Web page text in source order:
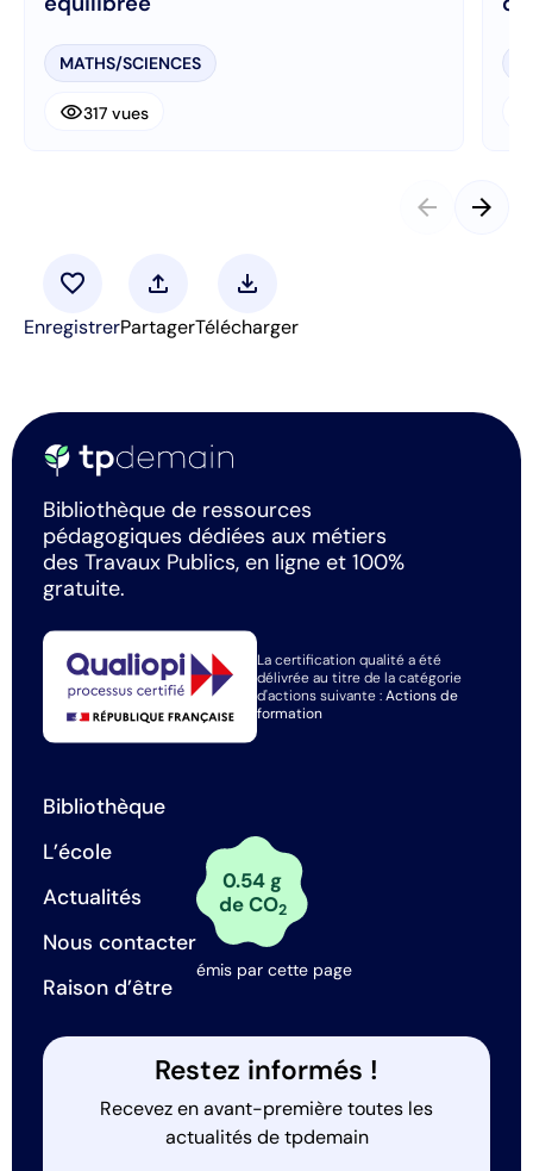
MATHS/SCIENCES
visibility317 vues
arrow_back arrow_forward
favorite
Enregistrer
upload
Partager
download
Télécharger
Bibliothèque de ressources
pédagogiques dédiées aux métiers
des Travaux Publics, en ligne et 100%
gratuite.
La certification qualité a été
délivrée au titre de la catégorie
d'actions suivante :Actions de
formation
Bibliothèque
L’école
Actualités
Nous contacter
Raison d’être
0.54 g
de CO2
émis par cette page
Restez informés !
Recevez en avant-première toutes les
actualités de tpdemain